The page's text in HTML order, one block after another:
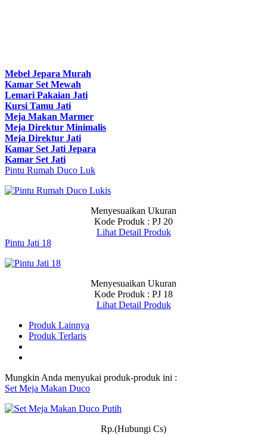
Mebel Jepara Murah
Kamar Set Mewah
Lemari Pakaian Jati
Kursi Tamu Jati
Meja Makan Marmer
Meja Direktur Minimalis
Meja Direktur Jati
Kamar Set Jati Jepara
Kamar Set Jati
Pintu Rumah Duco Luk
Menyesuaikan Ukuran
Kode Produk : PJ 20
Lihat Detail Produk
Pintu Jati 18
Menyesuaikan Ukuran
Kode Produk : PJ 18
Lihat Detail Produk
Produk Lainnya
Produk Terlaris
Mungkin Anda menyukai produk-produk ini :
Set Meja Makan Duco
Rp.(Hubungi Cs)